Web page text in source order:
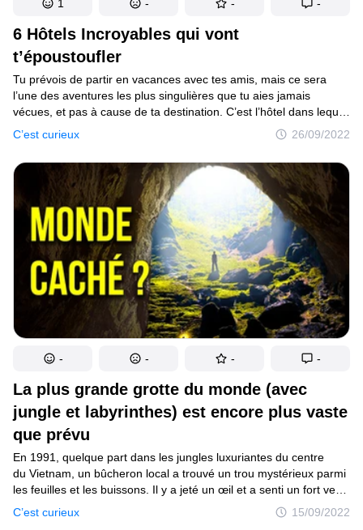
6 Hôtels Incroyables qui vont
t’époustoufler
C’est curieux 26/09/2022
Tu prévois de partir en vacances avec tes amis, mais ce sera
l’une des aventures les plus singulières que tu aies jamais
vécues, et pas à cause de ta destination. C’est l’hôtel dans lequel
tu vas séjourner. Tu vas choisir l’un des hôtels les plus
incroyables du monde. The Dolce by Wyndham. Hanoi,
la capitale du Vietnam, peut ressembler à un paysage typique
de béton urbain. Cependant, au centre de la ville, près du lac
GiangVo, tu trouveras une majestueuse tour dorée de 25 étages.
On pourrait croire qu’il s’agit d’un palais royal, mais il s’agit en fait
d’un hôtel de cinq étages comptant plus de 400 chambres.
1 - - -
La plus grande grotte du monde (avec
jungle et labyrinthes) est encore plus vaste
que prévu
C’est curieux 15/09/2022
En 1991, quelque part dans les jungles luxuriantes du centre
du Vietnam, un bûcheron local a trouvé un trou mystérieux parmi
les feuilles et les buissons. Il y a jeté un œil et a senti un fort vent
souffler sur son visage. Puis, il a entendu un son étrange
en provenance des profondeurs de la grotte et a réalisé qu’il
- - - -